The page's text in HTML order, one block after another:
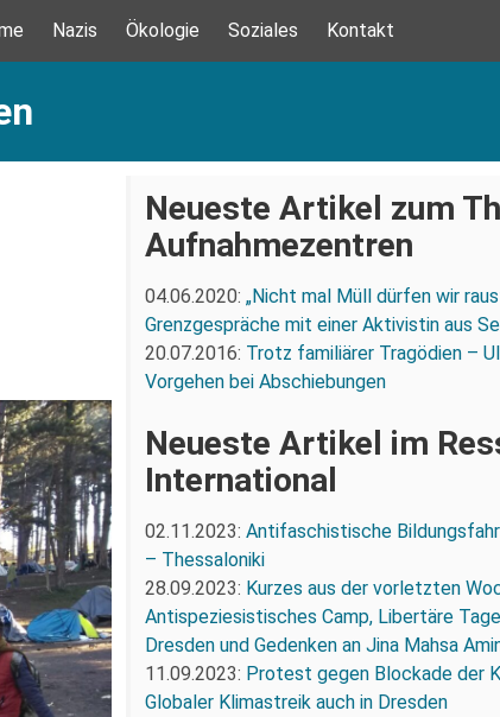
Nazis Ökologie Soziales Kontakt
Neueste Artikel zum
Aufnahmezentren
04.06.2020: „Nicht mal Müll dürfen wir
Grenzgespräche mit einer Aktivistin aus
20.07.2016: Trotz familiärer Tragödien –
Vorgehen bei Abschiebungen
Neueste Artikel im
International
02.11.2023: Antifaschistische
– Thessaloniki
28.09.2023: Kurzes aus der vorletzten
Antispeziesistisches Camp, Libertäre
Dresden und Gedenken an Jina Mahsa
11.09.2023: Protest gegen Blockade der
Globaler Klimastreik auch in Dresden